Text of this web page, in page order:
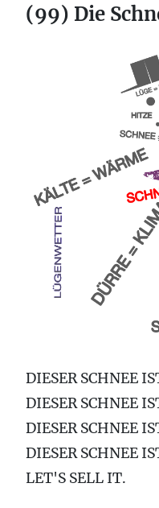
(99) Die
DIESER SCHNEE
DIESER SCHNEE
DIESER SCHNEE
DIESER SCHNEE
LET'S SELL IT.